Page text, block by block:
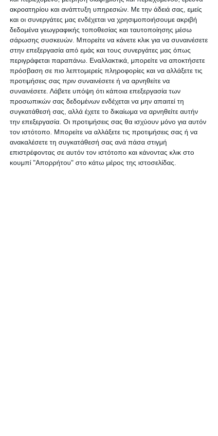
ακροατηρίου και ανάπτυξη υπηρεσιών. Με την άδειά σας, εμείς
και οι συνεργάτες μας ενδέχεται να χρησιμοποιήσουμε ακριβή
δεδομένα γεωγραφικής τοποθεσίας και ταυτοποίησης μέσω
σάρωσης συσκευών. Μπορείτε να κάνετε κλικ για να συναινέσετε
στην επεξεργασία από εμάς και τους συνεργάτες μας όπως
περιγράφεται παραπάνω. Εναλλακτικά, μπορείτε να αποκτήσετε
πρόσβαση σε πιο λεπτομερείς πληροφορίες και να αλλάξετε τις
προτιμήσεις σας πριν συναινέσετε ή να αρνηθείτε να
συναινέσετε. Λάβετε υπόψη ότι κάποια επεξεργασία των
προσωπικών σας δεδομένων ενδέχεται να μην απαιτεί τη
συγκατάθεσή σας, αλλά έχετε το δικαίωμα να αρνηθείτε αυτήν
την επεξεργασία. Οι προτιμήσεις σας θα ισχύουν μόνο για αυτόν
τον ιστότοπο. Μπορείτε να αλλάξετε τις προτιμήσεις σας ή να
ανακαλέσετε τη συγκατάθεσή σας ανά πάσα στιγμή
επιστρέφοντας σε αυτόν τον ιστότοπο και κάνοντας κλικ στο
κουμπί "Απορρήτου" στο κάτω μέρος της ιστοσελίδας.
ζητήματα που αφορούν την λειτουργία του ΤΕΙ,
όπως είναι η δημιουργία ενιαίων τμημάτων ή η
σύμπραξη με το Ιόνιο Πανεπιστήμιο, παραμένουν
ρευστά.
Ο κ. Μαραβέγιας, επανέλαβε πως αυτό για το
οποίο σήμερα πασχίζει η διοικούσα επιτροπή, με
την απόλυτη στήριξη των τοπικών αρχών, είναι
τα ΤΕΙ να παραμείνουν στα νησιά με την
συγχώνευση των τμημάτων σε ενιαίες δομές που
θα περιλαμβάνουν ξεχωριστές κατευθύνσεις και
μελλοντικά να υπάρξει η προοπτική για την